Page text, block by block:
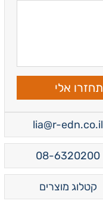
תחזרו אלי
lia@r-edn.co.il
08-6320200
קטלוג מוצרים